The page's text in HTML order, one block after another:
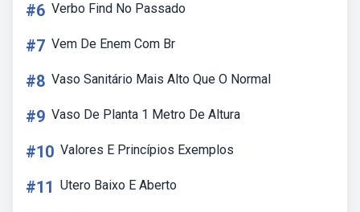
#6 Verbo Find No Passado
#7 Vem De Enem Com Br
#8 Vaso Sanitário Mais Alto Que O Normal
#9 Vaso De Planta 1 Metro De Altura
#10 Valores E Princípios Exemplos
#11 Utero Baixo E Aberto